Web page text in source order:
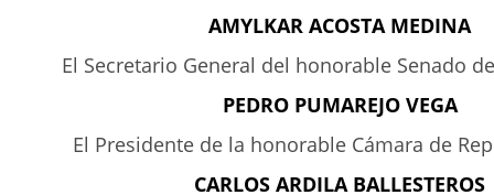
AMYLKAR ACOSTA MEDINA
El Secretario General del honorable Senado
PEDRO PUMAREJO VEGA
El Presidente de la honorable Cámara de
CARLOS ARDILA BALLESTEROS